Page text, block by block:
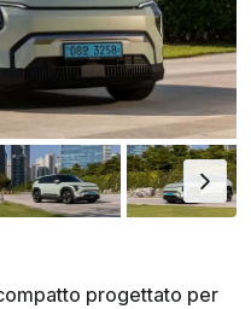
progettato per